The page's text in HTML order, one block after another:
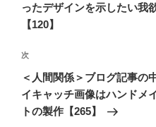
ビ
ー
シ
ョ
ン
稿
ったデザインを示したい我
【120】
次
の
投
稿
次
＜人間関係＞ブログ記事の
イキャッチ画像はハンドメ
トの製作【265】